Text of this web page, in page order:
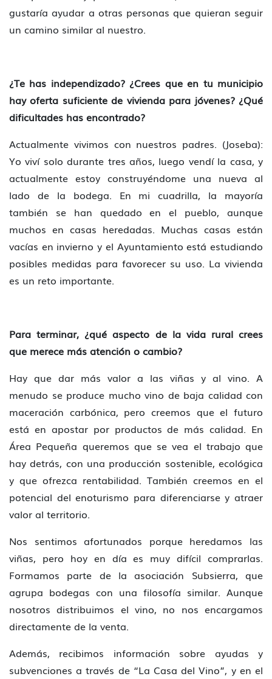
gustaría ayudar a otras personas que quieran seguir
un camino similar al nuestro.
¿Te has independizado? ¿Crees que en tu municipio
hay oferta suficiente de vivienda para jóvenes? ¿Qué
dificultades has encontrado?
Actualmente vivimos con nuestros padres. (Joseba):
Yo viví solo durante tres años, luego vendí la casa, y
actualmente estoy construyéndome una nueva al
lado de la bodega. En mi cuadrilla, la mayoría
también se han quedado en el pueblo, aunque
muchos en casas heredadas. Muchas casas están
vacías en invierno y el Ayuntamiento está estudiando
posibles medidas para favorecer su uso. La vivienda
es un reto importante.
Para terminar, ¿qué aspecto de la vida rural crees
que merece más atención o cambio?
Hay que dar más valor a las viñas y al vino. A
menudo se produce mucho vino de baja calidad con
maceración carbónica, pero creemos que el futuro
está en apostar por productos de más calidad. En
Área Pequeña queremos que se vea el trabajo que
hay detrás, con una producción sostenible, ecológica
y que ofrezca rentabilidad. También creemos en el
potencial del enoturismo para diferenciarse y atraer
valor al territorio.
Nos sentimos afortunados porque heredamos las
viñas, pero hoy en día es muy difícil comprarlas.
Formamos parte de la asociación Subsierra, que
agrupa bodegas con una filosofía similar. Aunque
nosotros distribuimos el vino, no nos encargamos
directamente de la venta.
Además, recibimos información sobre ayudas y
subvenciones a través de “La Casa del Vino”, y en el